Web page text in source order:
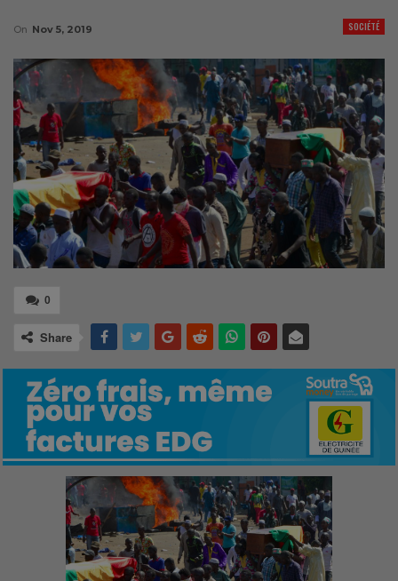
SOCIÉTÉ
On Nov 5, 2019
0
Share